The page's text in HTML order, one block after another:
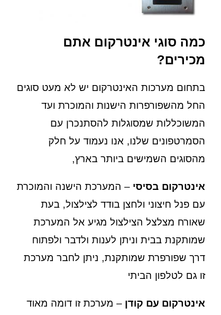
כמה סוגי אינטרקום אתם
מכירים?
בתחום מערכות האינטרקום יש לא מעט סוגים
החל מהשפורפרות הישנות והמוכרת ועד
המשוכללות שמסוגלות להסתנכרן עם
הסמרטפונים שלנו, אנו נעמוד על חלק
מהסוגים השמישים ביותר בארץ,
אינטרקום בסיסי – המערכת הישנה והמוכרת
עם פנל חיצוני ולחצן בודד לצילצול, בעת
שאורח מצלצל הצילצול מגיע אל המערכת
שמותקנת בבית וניתן לענות ולדבר ולפתוח
דרך שפורפרת שמותקנת, ניתן לחבר מערכת
זו גם לטלפון הביתי
אינטרקום עם קודן – מערכת זו דומה מאוד